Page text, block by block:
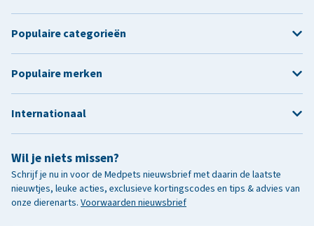
Wil je niets missen?
Schrijf je nu in voor de Medpets nieuwsbrief met daarin de laatste
nieuwtjes, leuke acties, exclusieve kortingscodes en tips & advies van
onze dierenarts. Voorwaarden nieuwsbrief
Populaire categorieën
Populaire merken
Internationaal